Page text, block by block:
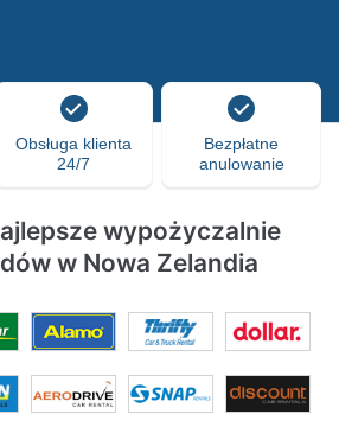
Obsługa klienta
24/7
Bezpłatne
anulowanie
wypożyczalnie
w Nowa Zelandia